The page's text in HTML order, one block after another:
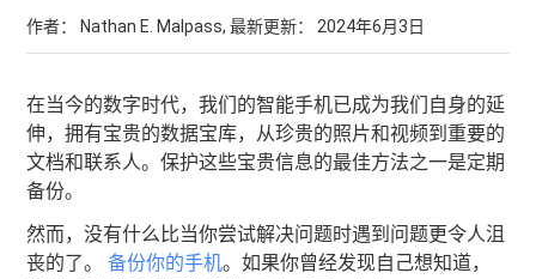
作者： Nathan E. Malpass, 最新更新： 2024年6月3日
在当今的数字时代，我们的智能手机已成为我们自身的延
伸，拥有宝贵的数据宝库，从珍贵的照片和视频到重要的
文档和联系人。保护这些宝贵信息的最佳方法之一是定期
备份。
然而，没有什么比当你尝试解决问题时遇到问题更令人沮
丧的了。备份你的手机。如果你曾经发现自己想知道，